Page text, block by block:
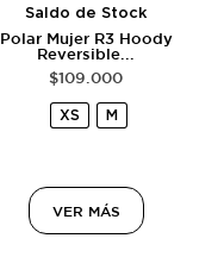
Saldo de Stock
Polar Mujer R3 Hoody
Reversible...
$109.000
XS M
VER MÁS